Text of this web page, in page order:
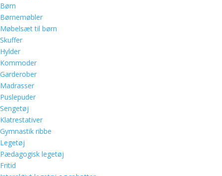
Børn
Børnemøbler
Møbelsæt til børn
Skuffer
Hylder
Kommoder
Garderober
Madrasser
Puslepuder
Sengetøj
Klatrestativer
Gymnastik ribbe
Legetøj
Pædagogisk legetøj
Fritid